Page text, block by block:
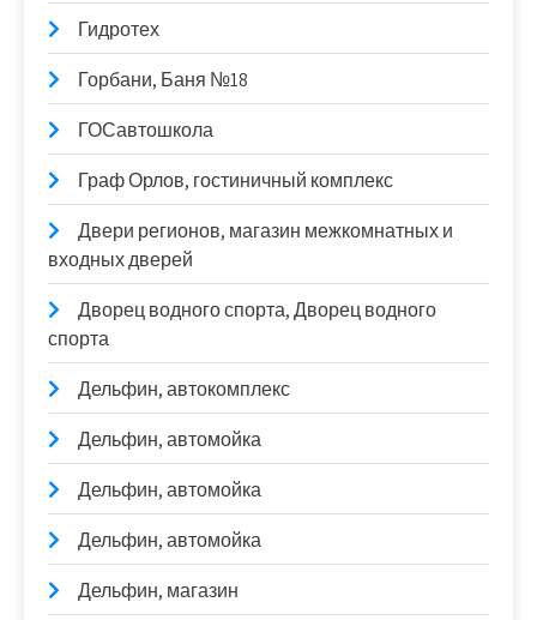
Гидротех
Горбани, Баня №18
ГОСавтошкола
Граф Орлов, гостиничный комплекс
Двери регионов, магазин межкомнатных и
входных дверей
Дворец водного спорта, Дворец водного
спорта
Дельфин, автокомплекс
Дельфин, автомойка
Дельфин, автомойка
Дельфин, автомойка
Дельфин, магазин